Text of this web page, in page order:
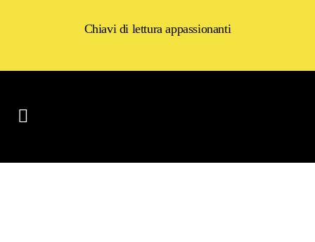
Chiavi di lettura appassionanti